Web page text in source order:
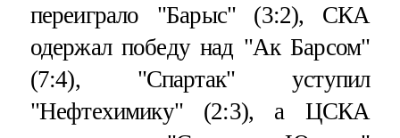
переиграло "Барыс" (3:2), СКА
одержал победу над "Ак Барсом"
(7:4), "Спартак" уступил
"Нефтехимику" (2:3), а ЦСКА